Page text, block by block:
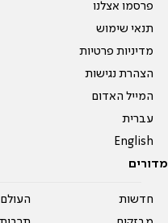
פרסמו אצלנו
תנאי שימוש
מדיניות פרטיות
הצהרת נגישות
המייל האדום
עברית
English
מדורים
חדשות